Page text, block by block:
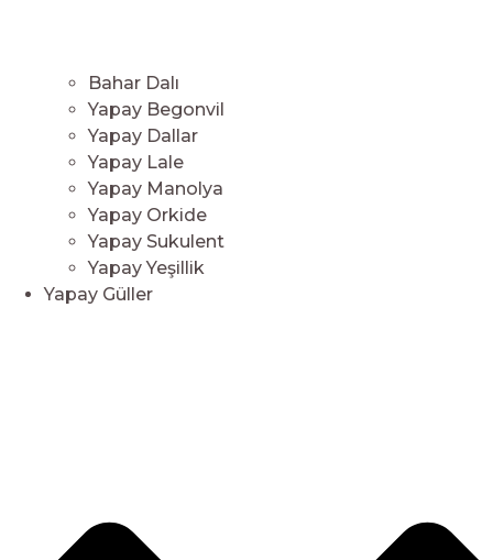
Bahar Dalı
Yapay Begonvil
Yapay Dallar
Yapay Lale
Yapay Manolya
Yapay Orkide
Yapay Sukulent
Yapay Yeşillik
Yapay Güller